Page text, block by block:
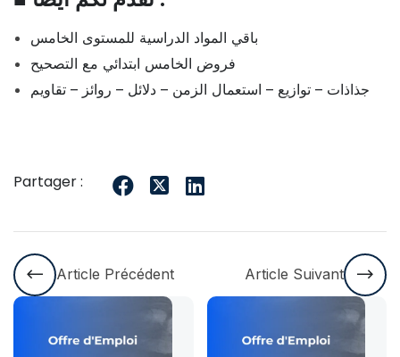
باقي المواد الدراسية للمستوى الخامس
فروض الخامس ابتدائي مع التصحيح
جذاذات – توازيع – استعمال الزمن – دلائل – روائز – تقاويم
Partager :
Article Précédent Article Suivant